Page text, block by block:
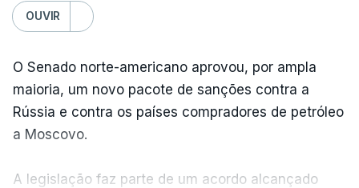
OUVIR
O Senado norte-americano aprovou, por ampla
maioria, um novo pacote de sanções contra a
Rússia e contra os países compradores de petróleo
a Moscovo.
A legislação faz parte de um acordo alcançado